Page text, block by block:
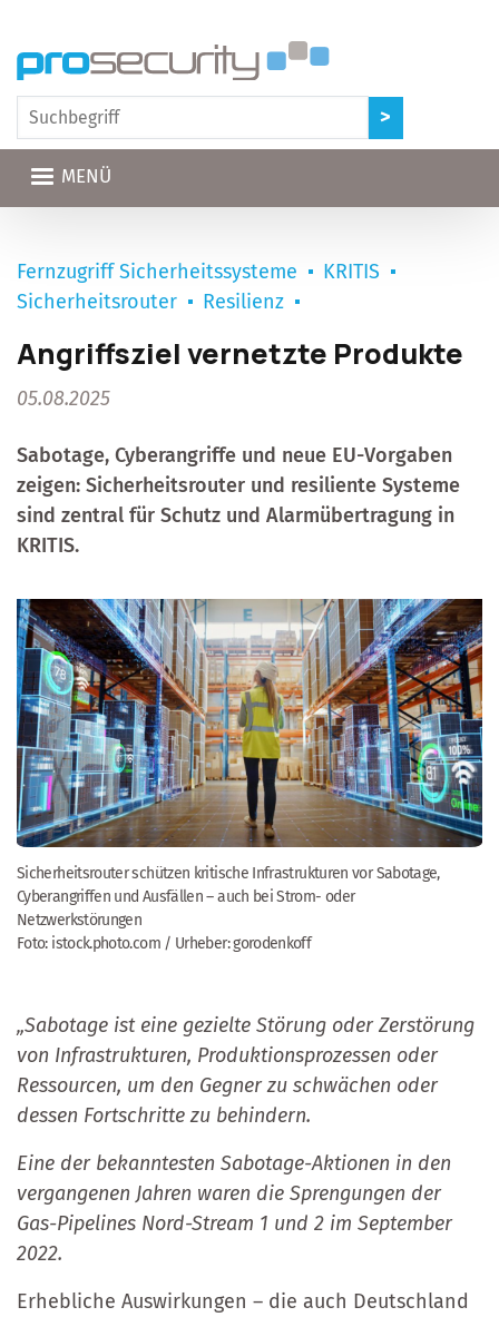
MENÜ
Fernzugriff Sicherheitssysteme
KRITIS
Sicherheitsrouter
Resilienz
Angriffsziel vernetzte Produkte
05.08.2025
Sabotage, Cyberangriffe und neue EU-Vorgaben
zeigen: Sicherheitsrouter und resiliente Systeme
sind zentral für Schutz und Alarmübertragung in
KRITIS.
Sicherheitsrouter schützen kritische Infrastrukturen vor Sabotage,
Cyberangriffen und Ausfällen – auch bei Strom- oder
Netzwerkstörungen
Foto: istock.photo.com / Urheber: gorodenkoff
„Sabotage ist eine gezielte Störung oder Zerstörung
von Infrastrukturen, Produktionsprozessen oder
Ressourcen, um den Gegner zu schwächen oder
dessen Fortschritte zu behindern.
Eine der bekanntesten Sabotage-Aktionen in den
vergangenen Jahren waren die Sprengungen der
Gas-Pipelines Nord-Stream 1 und 2 im September
2022.
Erhebliche Auswirkungen – die auch Deutschland